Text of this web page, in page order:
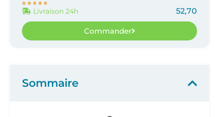
    
Livraison 24h 52,70
Commander
Sommaire